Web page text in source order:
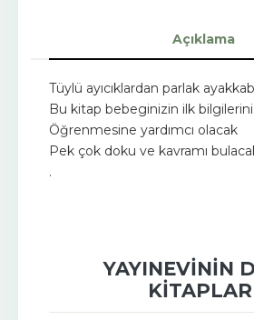
Açıklama
Tüylü ayıcıklardan parlak
Bu kitap bebeginizin ilk bilgilerini
Öğrenmesine yardımcı olacak
Pek çok doku ve kavramı
.
YAYINEVININ